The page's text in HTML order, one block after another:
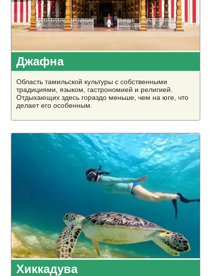
Джафна
Область тамильской культуры с собственными
традициями, языком, гастрономией и религией.
Отдыхающих здесь гораздо меньше, чем на юге, что
делает его особенным.
Хиккадува